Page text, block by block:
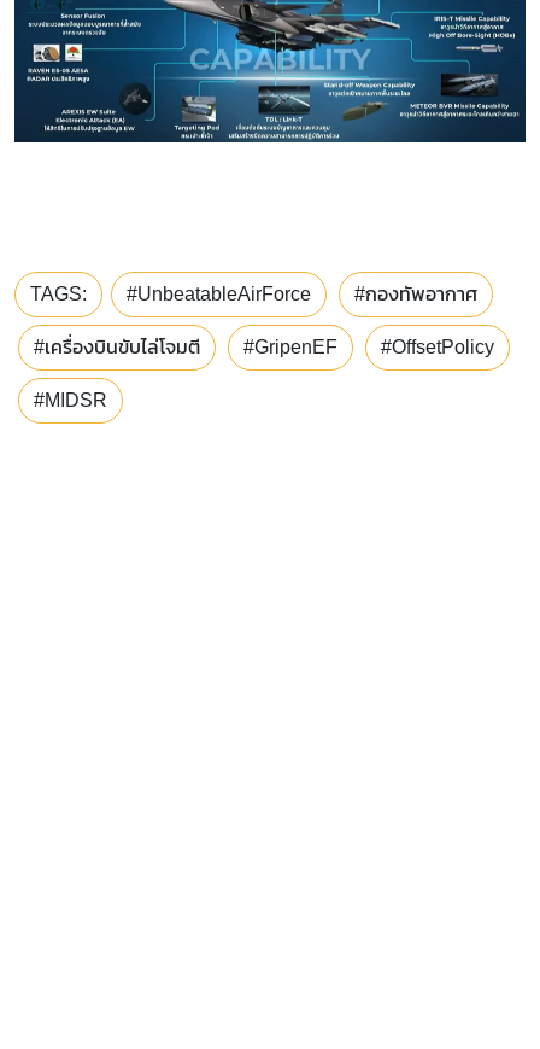
TAGS: #UnbeatableAirForce #กองทัพอากาศ
#เครื่องบินขับไล่โจมตี #GripenEF #OffsetPolicy
#MIDSR